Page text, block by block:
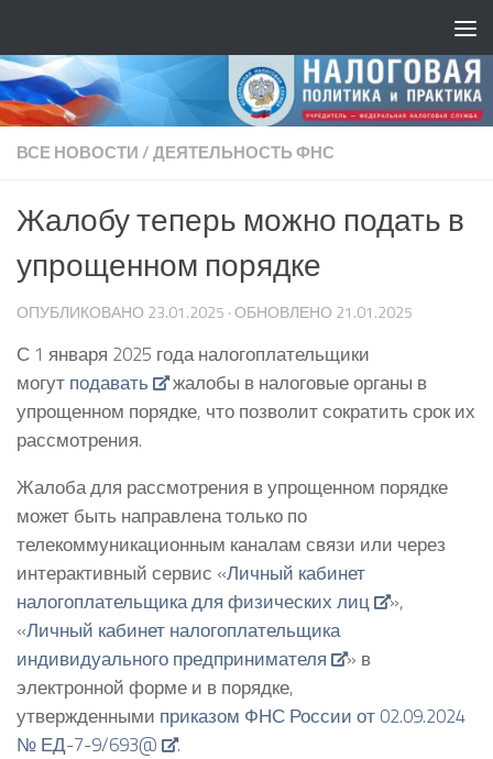
ВСЕ НОВОСТИ/ДЕЯТЕЛЬНОСТЬ ФНС
Жалобу теперь можно подать в
упрощенном порядке
ОПУБЛИКОВАНО 23.01.2025 · ОБНОВЛЕНО 21.01.2025
С 1 января 2025 года налогоплательщики
могут подавать
жалобы в налоговые органы в
упрощенном порядке, что позволит сократить срок их
рассмотрения.
Жалоба для рассмотрения в упрощенном порядке
может быть направлена только по
телекоммуникационным каналам связи или через
интерактивный сервис «Личный кабинет
налогоплательщика для физических лиц
»,
«Личный кабинет налогоплательщика
индивидуального предпринимателя
» в
электронной форме и в порядке,
утвержденными приказом ФНС России от 02.09.2024
№ ЕД-7-9/693@
.